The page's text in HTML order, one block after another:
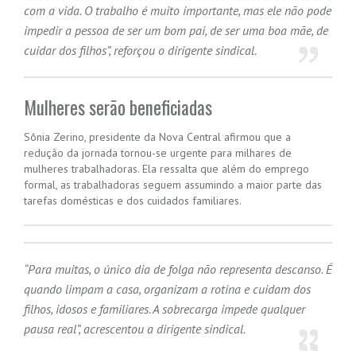
com a vida. O trabalho é muito importante, mas ele não pode
impedir a pessoa de ser um bom pai, de ser uma boa mãe, de
cuidar dos filhos”, reforçou o dirigente sindical.
Mulheres serão beneficiadas
Sônia Zerino, presidente da Nova Central afirmou que a
redução da jornada tornou-se urgente para milhares de
mulheres trabalhadoras. Ela ressalta que além do emprego
formal, as trabalhadoras seguem assumindo a maior parte das
tarefas domésticas e dos cuidados familiares.
“Para muitas, o único dia de folga não representa descanso. É
quando limpam a casa, organizam a rotina e cuidam dos
filhos, idosos e familiares. A sobrecarga impede qualquer
pausa real”, acrescentou a dirigente sindical.